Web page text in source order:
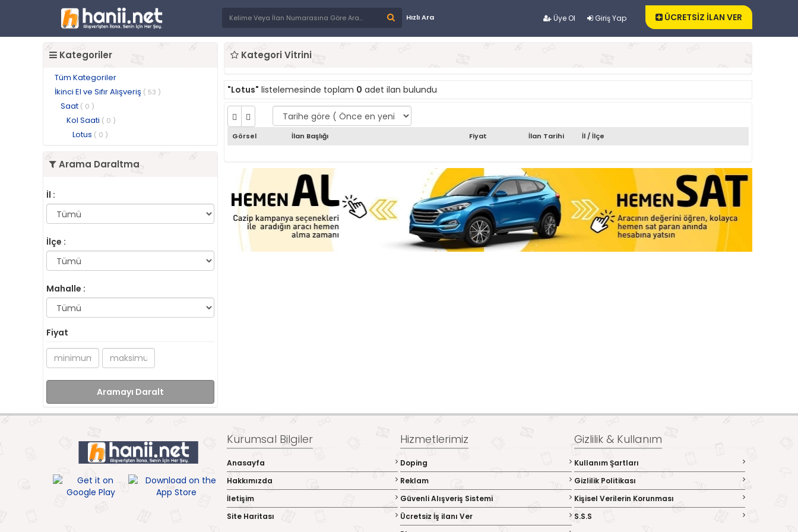
Üye Ol Giriş Yap
Hızlı Ara ÜCRETSİZ İLAN VER
Kategoriler
Tüm Kategoriler
İkinci El ve Sıfır Alışveriş ( 53 )
Saat ( 0 )
Kol Saati ( 0 )
Lotus ( 0 )
Arama Daraltma
İl :
İlçe :
Mahalle :
Fiyat
Aramayı Daralt
Kategori Vitrini
"Lotus" listelemesinde toplam 0 adet ilan bulundu
Görsel İlan Başlığı Fiyat İlan Tarihi İl / İlçe
Kurumsal Bilgiler
Anasayfa
Hakkımızda
İletişim
Site Haritası
Hizmetlerimiz
Doping
Reklam
Güvenli Alışveriş Sistemi
Ücretsiz İş ilanı Ver
Gizlilik & Kullanım
Kullanım Şartları
Gizlilik Politikası
Kişisel Verilerin Korunması
S.S.S